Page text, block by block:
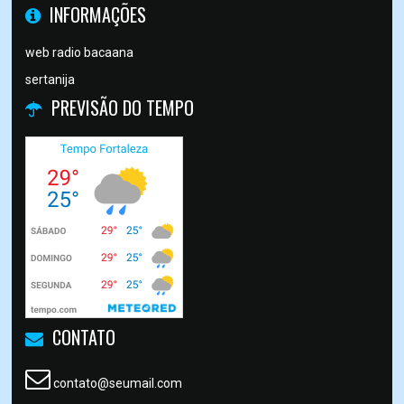
INFORMAÇÕES
web radio bacaana
sertanija
PREVISÃO DO TEMPO
CONTATO
contato@seumail.com